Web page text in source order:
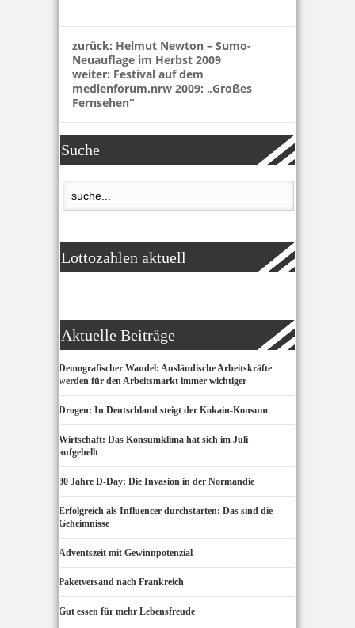
zurück: Helmut Newton – Sumo-
Neuauflage im Herbst 2009
weiter: Festival auf dem
medienforum.nrw 2009: „Großes
Fernsehen“
Suche
Lottozahlen aktuell
Aktuelle Beiträge
Demografischer Wandel: Ausländische Arbeitskräfte
werden für den Arbeitsmarkt immer wichtiger
Drogen: In Deutschland steigt der Kokain-Konsum
Wirtschaft: Das Konsumklima hat sich im Juli
aufgehellt
80 Jahre D-Day: Die Invasion in der Normandie
Erfolgreich als Influencer durchstarten: Das sind die
Geheimnisse
Adventszeit mit Gewinnpotenzial
Paketversand nach Frankreich
Gut essen für mehr Lebensfreude